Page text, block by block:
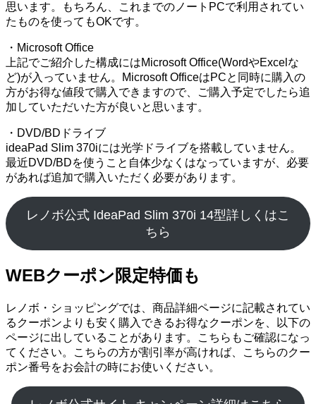
思います。もちろん、これまでのノートPCで利用されてい
たものを使ってもOKです。
・Microsoft Office
上記でご紹介した構成にはMicrosoft Office(WordやExcelな
ど)が入っていません。Microsoft OfficeはPCと同時に購入の
方がお得な値段で購入できますので、ご購入予定でしたら追
加していただいた方が良いと思います。
・DVD/BDドライブ
ideaPad Slim 370iには光学ドライブを搭載していません。
最近DVD/BDを使うこと自体少なくはなっていますが、必要
があれば追加で購入いただく必要があります。
レノボ公式 IdeaPad Slim 370i 14型詳しくはこ
ちら
WEBクーポン限定特価も
レノボ・ショッピングでは、商品詳細ページに記載されてい
るクーポンよりも安く購入できるお得なクーポンを、以下の
ページに出していることがあります。こちらもご確認になっ
てください。こちらの方が割引率が高ければ、こちらのクー
ポン番号をお会計の時にお使いください。